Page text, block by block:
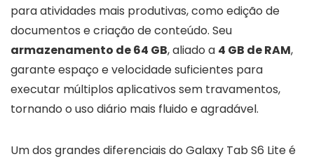
para atividades mais produtivas, como edição de
documentos e criação de conteúdo. Seu
armazenamento de 64 GB, aliado a 4 GB de RAM,
garante espaço e velocidade suficientes para
executar múltiplos aplicativos sem travamentos,
tornando o uso diário mais fluido e agradável.
Um dos grandes diferenciais do Galaxy Tab S6 Lite é